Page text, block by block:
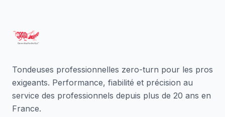
Tondeuses professionnelles zero-turn pour les pros
exigeants. Performance, fiabilité et précision au
service des professionnels depuis plus de 20 ans en
France.